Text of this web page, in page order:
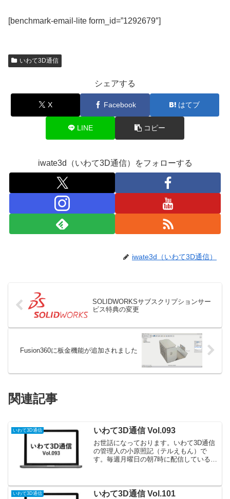
[benchmark-email-lite form_id=”1292679″]
いわて3D通信
シェアする
X Facebook はてブ
LINE コピー
iwate3d（いわて3D通信）をフォローする
iwate3d（いわて3D通信）
SOLIDWORKSサブスクリプションサー
ビス特典の変更
Fusion360に板金機能が追加されました
関連記事
いわて3D通信 いわて3D通信 Vol.093
お世話になっております。いわて3D通信
の管理人の小原照記（テルえもん）で
す。毎週月曜日の朝7時に配信している
験セミナーIRONCADは、「カタログ」...
いわて3D通信 いわて3D通信 Vol.101